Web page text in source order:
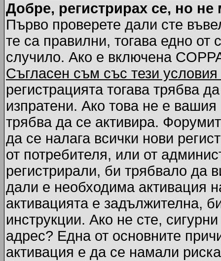
Добре, регистрирах се, но не
Първо проверете дали сте
те са правилни, тогава едно
случило. Ако е включена
Съгласен съм със тези
регистрацията тогава трябва
изпратени. Ако това не е
трябва да се активира.
да се налага всички нови
от потребителя, или от
регистрирали, би трябвало да
дали е необходима активация
активацията е задължителна,
инструкции. Ако не сте,
адрес? Една от основните
активация е да се намали